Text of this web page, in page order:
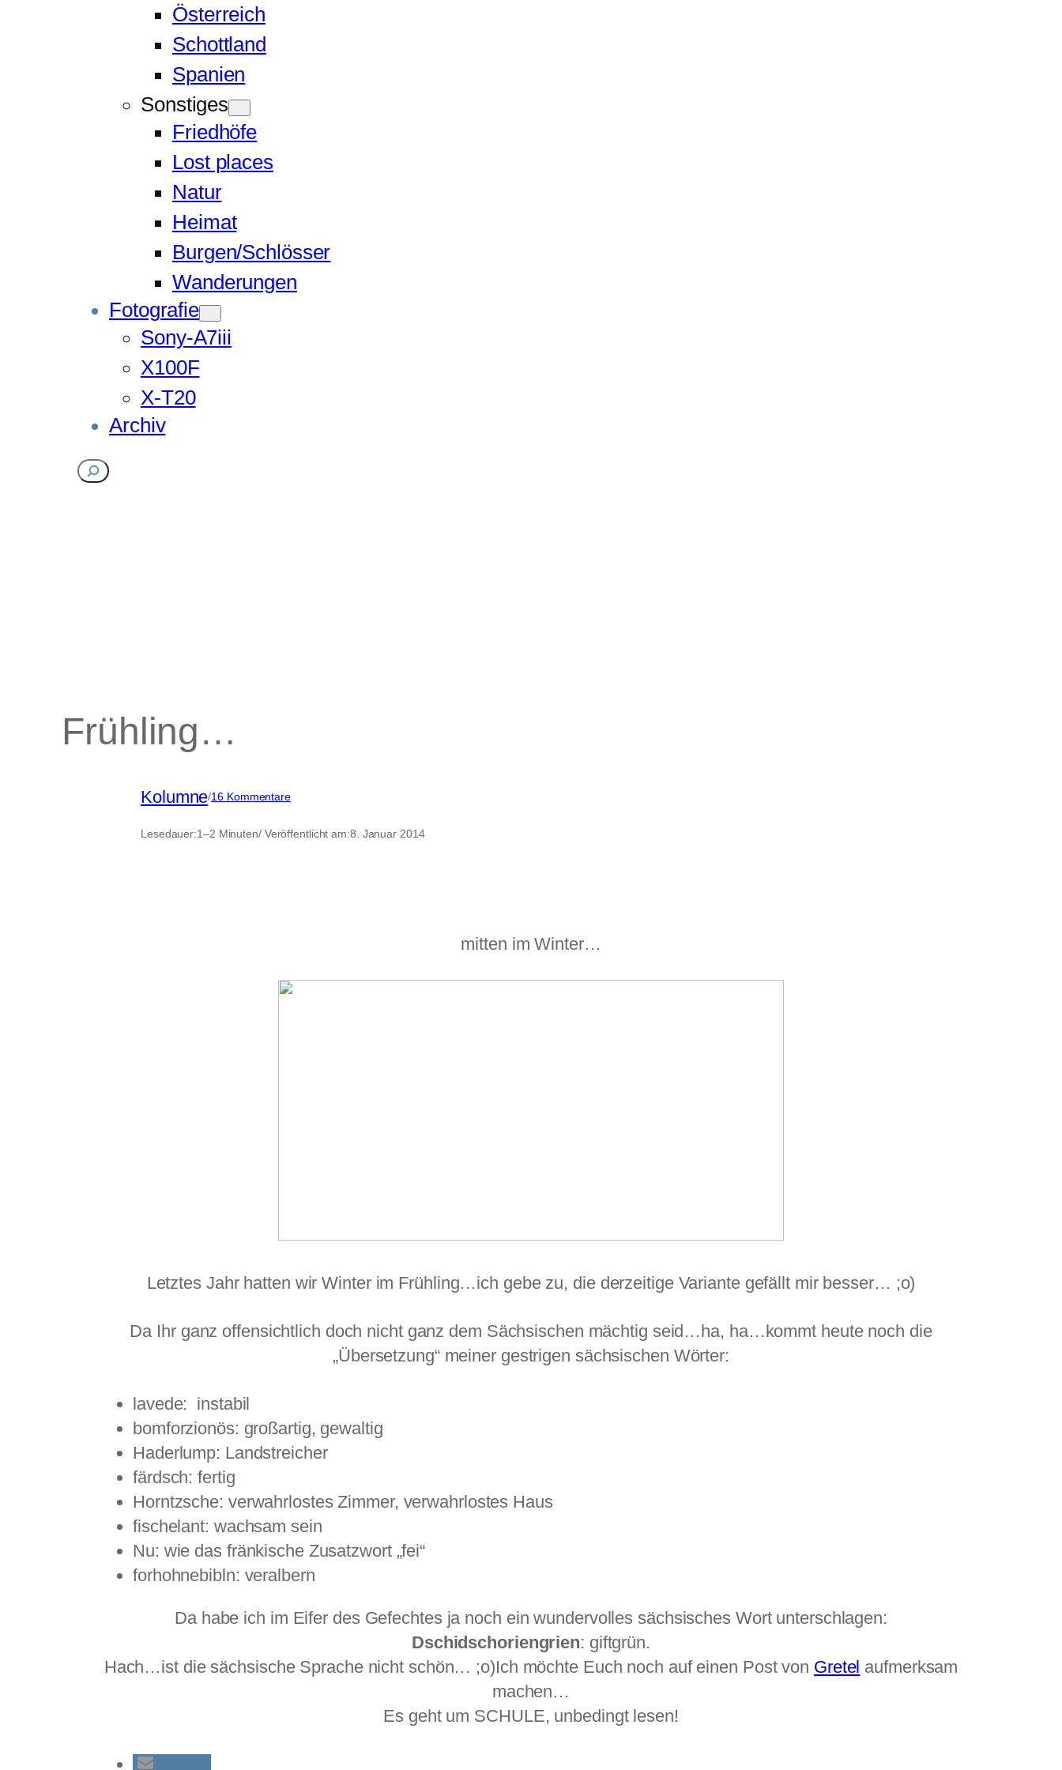
Österreich
Schottland
Spanien
Sonstiges
Friedhöfe
Lost places
Natur
Heimat
Burgen/Schlösser
Wanderungen
Fotografie
Sony-A7iii
X100F
X-T20
Archiv
Suchen
Frühling…
Kolumne/16 Kommentarezu
Lesedauer:1–2 Minuten/ Veröffentlicht am:8. Januar 2014
mitten im Winter…
Letztes Jahr hatten wir Winter im Frühling…ich gebe zu, die derzeitige Variante gefällt mir besser… ;o)
Da Ihr ganz offensichtlich doch nicht ganz dem Sächsischen mächtig seid…ha, ha…kommt heute noch die
„Übersetzung“ meiner gestrigen sächsischen Wörter:
lavede: instabil
bomforzionös: großartig, gewaltig
Haderlump: Landstreicher
färdsch: fertig
Horntzsche: verwahrlostes Zimmer, verwahrlostes Haus
fischelant: wachsam sein
Nu: wie das fränkische Zusatzwort „fei“
forhohnebibln: veralbern
Da habe ich im Eifer des Gefechtes ja noch ein wundervolles sächsisches Wort unterschlagen:
Dschidschoriengrien: giftgrün.
Hach…ist die sächsische Sprache nicht schön… ;o)Ich möchte Euch noch auf einen Post von Gretel aufmerksam
machen…
Es geht um SCHULE, unbedingt lesen!